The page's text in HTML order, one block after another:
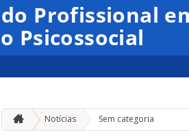
Profissional
Psicossocial
Notícias Sem categoria